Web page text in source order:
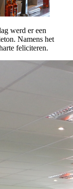
werd er een
Namens het
feliciteren.